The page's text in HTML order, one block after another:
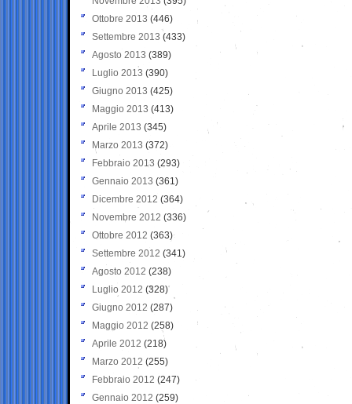
Ottobre 2013 (446)
Settembre 2013 (433)
Agosto 2013 (389)
Luglio 2013 (390)
Giugno 2013 (425)
Maggio 2013 (413)
Aprile 2013 (345)
Marzo 2013 (372)
Febbraio 2013 (293)
Gennaio 2013 (361)
Dicembre 2012 (364)
Novembre 2012 (336)
Ottobre 2012 (363)
Settembre 2012 (341)
Agosto 2012 (238)
Luglio 2012 (328)
Giugno 2012 (287)
Maggio 2012 (258)
Aprile 2012 (218)
Marzo 2012 (255)
Febbraio 2012 (247)
Gennaio 2012 (259)